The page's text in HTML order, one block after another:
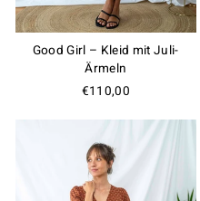
Good Girl – Kleid mit Juli-
Ärmeln
€110,00
Join